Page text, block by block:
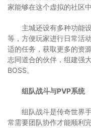
家能够在这个虚拟的社区
主城还设有多种功能
等，方便玩家进行日常活
适的任务，获取更多的资
志同道合的伙伴，组建强
BOSS。
组队战斗与PVP系统
组队战斗是传奇世界
常需要团队协作才能顺利